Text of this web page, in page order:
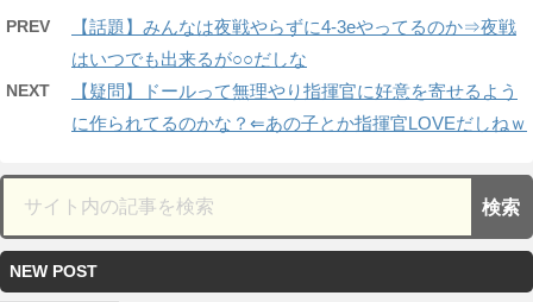
PREV
【話題】みんなは夜戦やらずに4-3eやってるのか⇒夜戦
はいつでも出来るが○○だしな
NEXT
【疑問】ドールって無理やり指揮官に好意を寄せるよう
に作られてるのかな？⇐あの子とか指揮官LOVEだしねｗ
NEW POST